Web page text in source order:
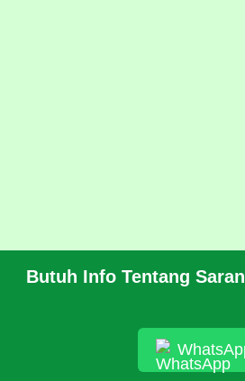
Butuh Info Tentang